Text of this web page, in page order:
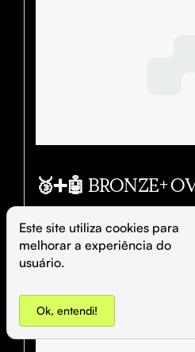
🥉➕🤖 BRONZE+
Entrar na lista
Este site utiliza cookies para
melhorar a experiência do
usuário.
Ok, entendi!